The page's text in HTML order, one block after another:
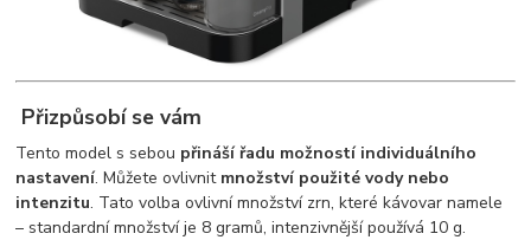
Přizpůsobí se vám
Tento model s sebou přináší řadu možností individuálního
nastavení. Můžete ovlivnit množství použité vody nebo
intenzitu. Tato volba ovlivní množství zrn, které kávovar namele
– standardní množství je 8 gramů, intenzivnější používá 10 g.